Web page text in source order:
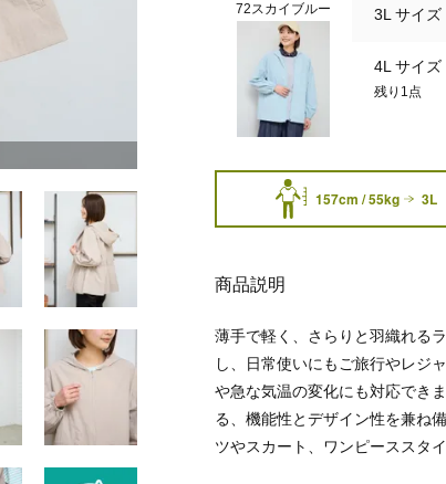
72スカイブルー 3L サイズ
4L サイズ
残り1点
157cm / 55kg 3L
商品説明
薄手で軽く、さらりと羽織れる
し、日常使いにもご旅行やレジ
や急な気温の変化にも対応でき
る、機能性とデザイン性を兼ね
ツやスカート、ワンピーススタ